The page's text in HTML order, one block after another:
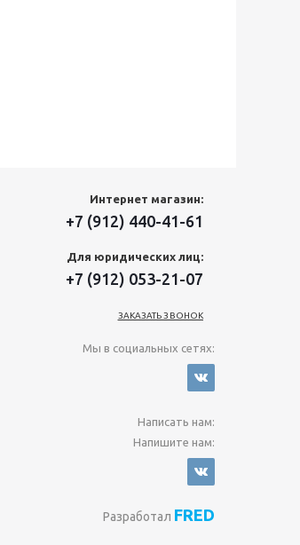
Интернет магазин:
+7 (912) 440-41-61
Для юридических лиц:
+7 (912) 053-21-07
ЗАКАЗАТЬ ЗВОНОК
Мы в социальных сетях:
Написать нам:
Напишите нам:
Разработал FRED